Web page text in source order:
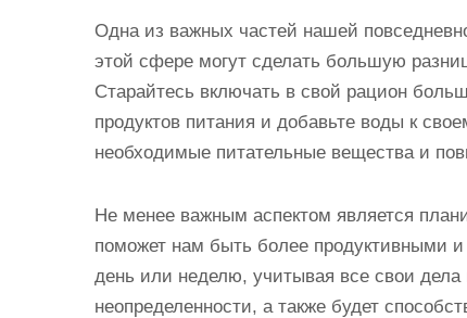
Одна из важных частей нашей
этой сфере могут сделать большую
Старайтесь включать в свой рацион
продуктов питания и добавьте воды к
необходимые питательные вещества и
Не менее важным аспектом является
поможет нам быть более продуктивными
день или неделю, учитывая все свои
неопределенности, а также будет